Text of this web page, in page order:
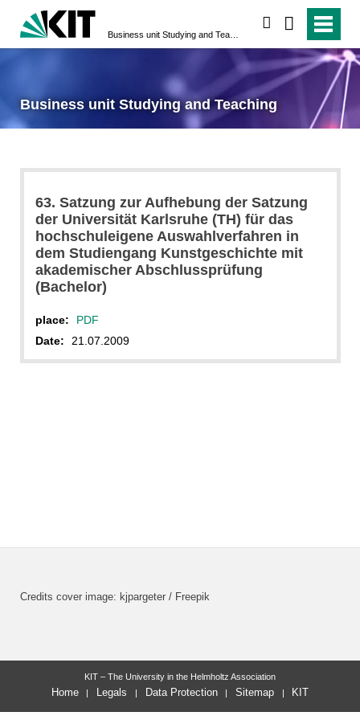
Business unit Studying and Teaching
63. Satzung zur Aufhebung der Satzung
der Universität Karlsruhe (TH) für das
hochschuleigene Auswahlverfahren in
dem Studiengang Kunstgeschichte mit
akademischer Abschlussprüfung
(Bachelor)
place:
PDF
Date:
21.07.2009
Credits cover image: kjpargeter / Freepik
KIT – The University in the Helmholtz Association
Home Legals Data Protection Sitemap KIT